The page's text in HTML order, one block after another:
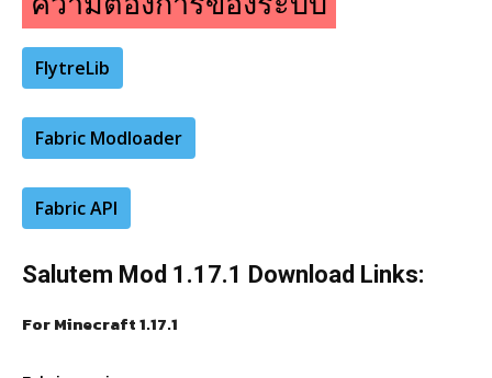
FlytreLib
Fabric Modloader
Fabric API
Salutem Mod 1.17.1 Download Links:
For Minecraft 1.17.1